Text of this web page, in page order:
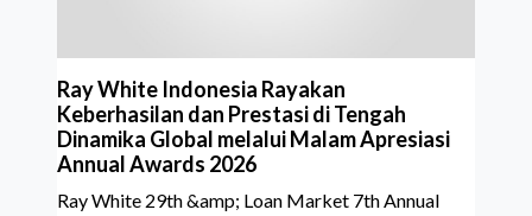
Ray White Indonesia Rayakan
Keberhasilan dan Prestasi di Tengah
Dinamika Global melalui Malam Apresiasi
Annual Awards 2026
Ray White 29th &amp; Loan Market 7th Annual